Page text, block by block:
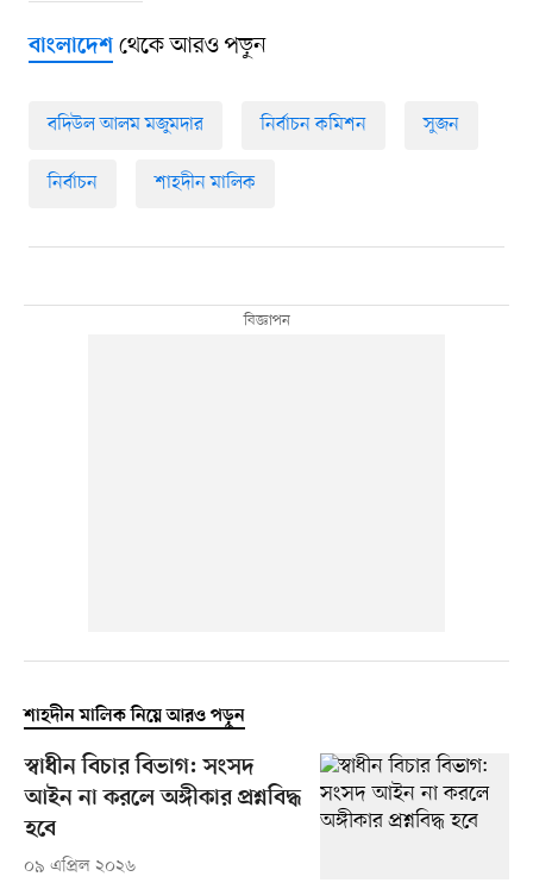
বাংলাদেশথেকে আরও পড়ুন
বদিউল আলম মজুমদার নির্বাচন কমিশন সুজন
নির্বাচন শাহদীন মালিক
শাহদীন মালিক নিয়ে আরও পড়ুন
স্বাধীন বিচার বিভাগ: সংসদ
আইন না করলে অঙ্গীকার প্রশ্নবিদ্ধ
হবে
০৯ এপ্রিল ২০২৬